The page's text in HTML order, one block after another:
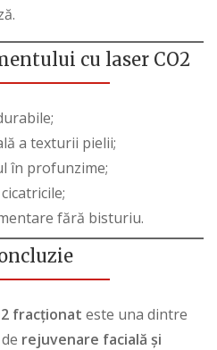
cu laser CO2
a texturii pielii;
în profunzime;
fără bisturiu.
fracționat este una dintre
rejuvenare facială și